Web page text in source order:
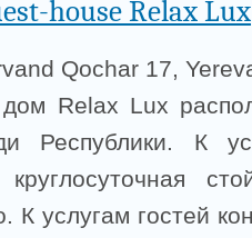
house Relax Lux
Qochar 17,
дом Relax Lux
Республики. К
К услугам гостей